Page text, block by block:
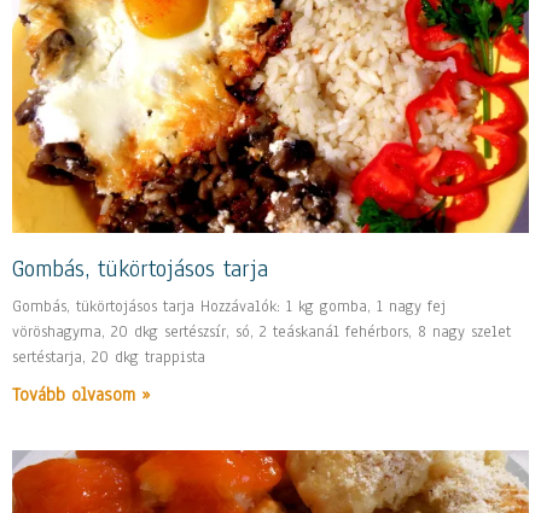
Gombás, tükörtojásos tarja
Gombás, tükörtojásos tarja Hozzávalók: 1 kg gomba, 1 nagy fej
vöröshagyma, 20 dkg sertészsír, só, 2 teáskanál fehérbors, 8 nagy szelet
sertéstarja, 20 dkg trappista
Tovább olvasom »